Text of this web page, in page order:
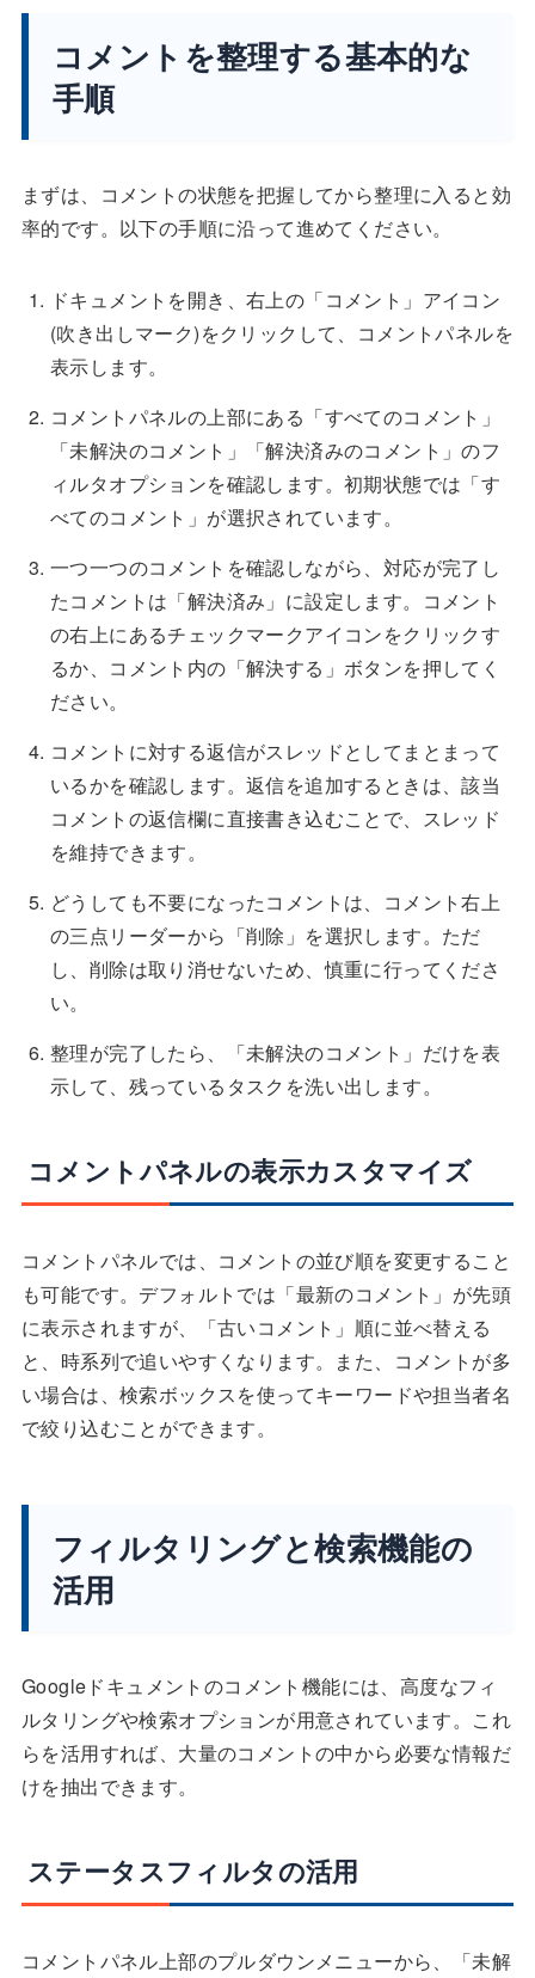
コメントを整理する基本的な
手順
まずは、コメントの状態を把握してから整理に入ると効
率的です。以下の手順に沿って進めてください。
ドキュメントを開き、右上の「コメント」アイコン
(吹き出しマーク)をクリックして、コメントパネルを
表示します。
コメントパネルの上部にある「すべてのコメント」
「未解決のコメント」「解決済みのコメント」のフ
ィルタオプションを確認します。初期状態では「す
べてのコメント」が選択されています。
一つ一つのコメントを確認しながら、対応が完了し
たコメントは「解決済み」に設定します。コメント
の右上にあるチェックマークアイコンをクリックす
るか、コメント内の「解決する」ボタンを押してく
ださい。
コメントに対する返信がスレッドとしてまとまって
いるかを確認します。返信を追加するときは、該当
コメントの返信欄に直接書き込むことで、スレッド
を維持できます。
どうしても不要になったコメントは、コメント右上
の三点リーダーから「削除」を選択します。ただ
し、削除は取り消せないため、慎重に行ってくださ
い。
整理が完了したら、「未解決のコメント」だけを表
示して、残っているタスクを洗い出します。
コメントパネルの表示カスタマイズ
コメントパネルでは、コメントの並び順を変更すること
も可能です。デフォルトでは「最新のコメント」が先頭
に表示されますが、「古いコメント」順に並べ替える
と、時系列で追いやすくなります。また、コメントが多
い場合は、検索ボックスを使ってキーワードや担当者名
で絞り込むことができます。
フィルタリングと検索機能の
活用
Googleドキュメントのコメント機能には、高度なフィ
ルタリングや検索オプションが用意されています。これ
らを活用すれば、大量のコメントの中から必要な情報だ
けを抽出できます。
ステータスフィルタの活用
コメントパネル上部のプルダウンメニューから、「未解